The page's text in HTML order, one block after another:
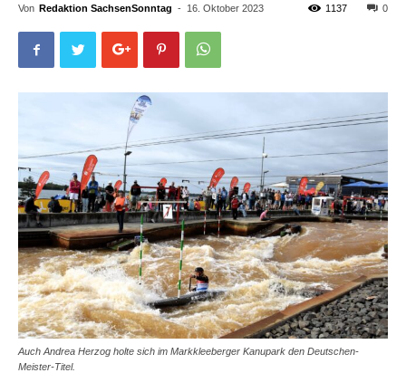
Von Redaktion SachsenSonntag - 16. Oktober 2023 0
1137
Auch Andrea Herzog holte sich im Markkleeberger Kanupark den Deutschen-
Meister-Titel.